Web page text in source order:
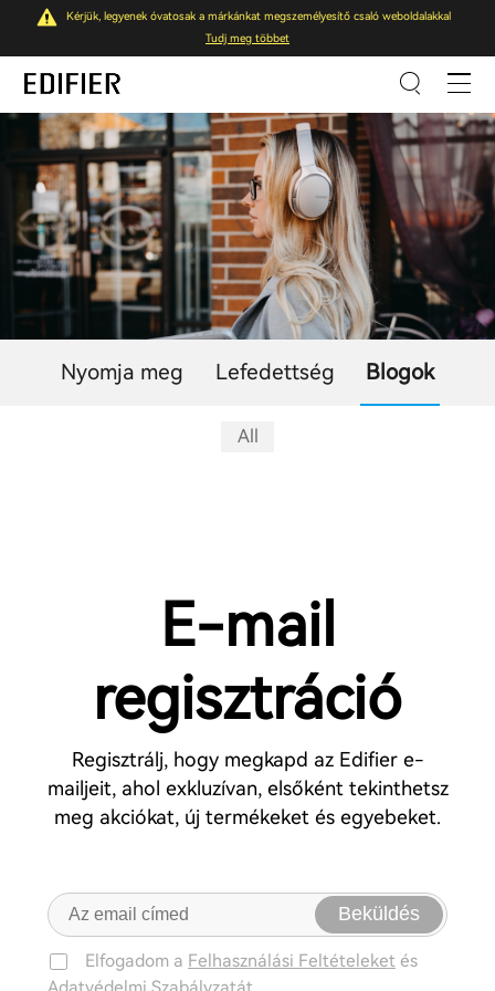
Kérjük, legyenek óvatosak a márkánkat megszemélyesítő csaló weboldalakkal
Tudj meg többet
Nyomja meg Lefedettség Blogok
All
E-mail
regisztráció
Regisztrálj, hogy megkapd az Edifier e-
mailjeit, ahol exkluzívan, elsőként tekinthetsz
meg akciókat, új termékeket és egyebeket.
Beküldés
Elfogadom a Felhasználási Feltételeket és